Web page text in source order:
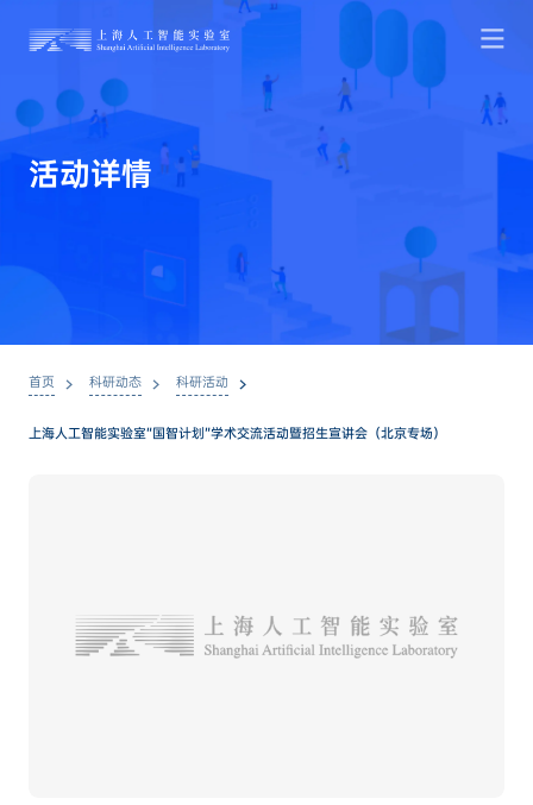
活动详情
首页 科研动态 科研活动
上海人工智能实验室“国智计划”学术交流活动暨招生宣讲会（北京专场）